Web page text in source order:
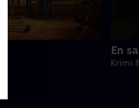
En
Krimi